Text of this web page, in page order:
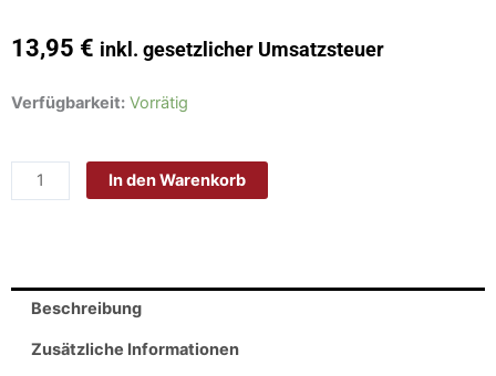
13,95 € inkl. gesetzlicher Umsatzsteuer
Verfügbarkeit: Vorrätig
English
Jubiläumsseife
g
Menge
In den Warenkorb
Beschreibung
Zusätzliche Informationen